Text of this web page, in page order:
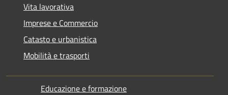
Vita lavorativa
Imprese e Commercio
Catasto e urbanistica
Mobilità e trasporti
Educazione e formazione